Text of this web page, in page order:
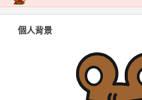
個人背景